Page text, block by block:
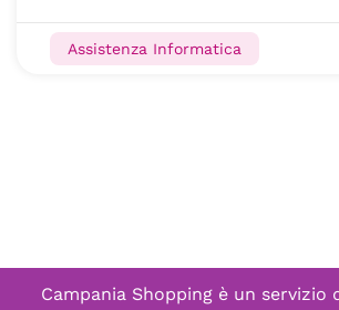
Assistenza Informatica
Campania Shopping è un servizio